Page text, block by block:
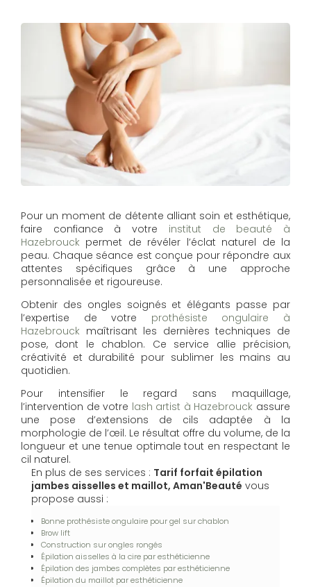
Pour un moment de détente alliant soin et esthétique,
faire confiance à votre institut de beauté à
Hazebrouck permet de révéler l’éclat naturel de la
peau. Chaque séance est conçue pour répondre aux
attentes spécifiques grâce à une approche
personnalisée et rigoureuse.
Obtenir des ongles soignés et élégants passe par
l’expertise de votre prothésiste ongulaire à
Hazebrouck maîtrisant les dernières techniques de
pose, dont le chablon. Ce service allie précision,
créativité et durabilité pour sublimer les mains au
quotidien.
Pour intensifier le regard sans maquillage,
l’intervention de votre lash artist à Hazebrouck assure
une pose d’extensions de cils adaptée à la
morphologie de l’œil. Le résultat offre du volume, de la
longueur et une tenue optimale tout en respectant le
cil naturel.
En plus de ses services : Tarif forfait épilation
jambes aisselles et maillot, Aman'Beauté vous
propose aussi :
Bonne prothésiste ongulaire pour gel sur chablon
Brow lift
Construction sur ongles rongés
Épilation aisselles à la cire par esthéticienne
Épilation des jambes complètes par esthéticienne
Épilation du maillot par esthéticienne